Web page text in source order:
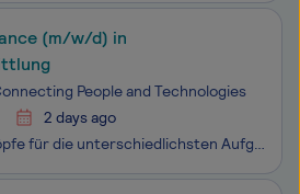
(m/w/d) in
People and Technologies
2 days ago
Die besten Köpfe für die unterschiedlichsten Aufgaben zu finden sowie Menschen und Technologien zu verbinden, und zwar täglich aufs Neue - dafür schätzen unsere Kunden FERCHAU. Unterstützen Sie uns: Unser Mandant ist ein etabliertes Engineering-Unternehmen im Hightech-Industrieumfeld mit Fokus auf d